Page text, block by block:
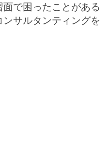
で困ったことがある
サルタンティングを